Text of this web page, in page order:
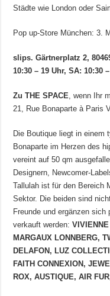
Städte wie London oder
Pop up-Store München: 3.
slips. Gärtnerplatz 2,
10:30 – 19 Uhr, SA: 10:30
Zu THE SPACE , wenn Ihr
21, Rue Bonaparte à Paris
Die Boutique liegt in einem
Bonaparte im Herzen des
vereint auf 50 qm
Designern, Newcomer-
Tallulah ist für den Bereich
Sektor. Die beiden sind
Freunde und ergänzen
verkauft werden:
MARGAUX LONNBERG,
DELAFON, LUZ
FAITH CONNEXION,
ROX, AUSTIQUE, AIR